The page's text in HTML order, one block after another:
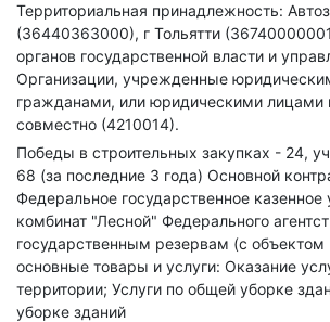
Территориальная принадлежность:
(36440363000), г Тольятти
органов государственной власти и
Организации, учрежденные
гражданами, или юридическими лицами
совместно (4210014).
Победы в строительных закупках - 24,
68 (за последние 3 года) Основной
Федеральное государственное
комбинат "Лесной" Федерального
государственным резервам (с
основные товары и услуги: Оказание
территории; Услуги по общей уборке
уборке зданий